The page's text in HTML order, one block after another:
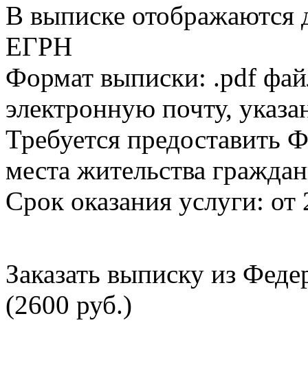
В выписке
ЕГРН
Формат выписки: .pdf
электронную почту,
Требуется
места жительства
Срок оказания услуги: от
Заказать выписку из
(2600 руб.)